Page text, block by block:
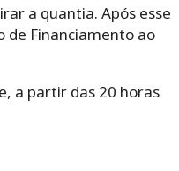
a quantia. Após esse
de Financiamento ao
a partir das 20 horas